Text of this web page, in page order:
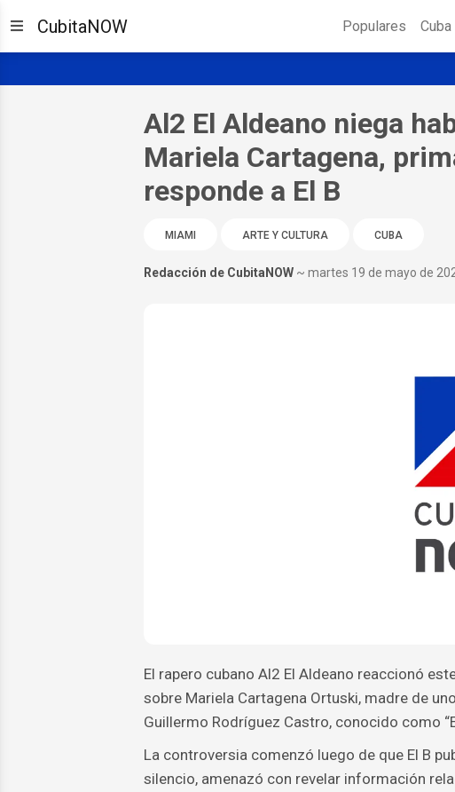
CubitaNOW Populares Cuba
Al2 El Aldeano niega
Mariela Cartagena,
responde a El B
MIAMI ARTE Y CULTURA CUBA
Redacción de CubitaNOW ~ martes 19 de mayo de
El rapero cubano Al2 El Aldeano reaccionó
sobre Mariela Cartagena Ortuski, madre de
Guillermo Rodríguez Castro, conocido como
La controversia comenzó luego de que El B
silencio, amenazó con revelar información